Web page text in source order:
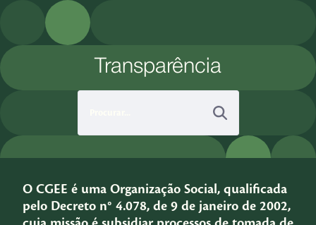
Pular para o Conteúdo principal
Transparência
O CGEE é uma Organização Social, qualificada
pelo Decreto n° 4.078, de 9 de janeiro de 2002,